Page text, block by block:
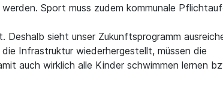
Sport muss zudem kommunale
sieht unser Zukunftsprogramm
Infrastruktur wiederhergestellt, müssen die
auch wirklich alle Kinder schwimmen lernen